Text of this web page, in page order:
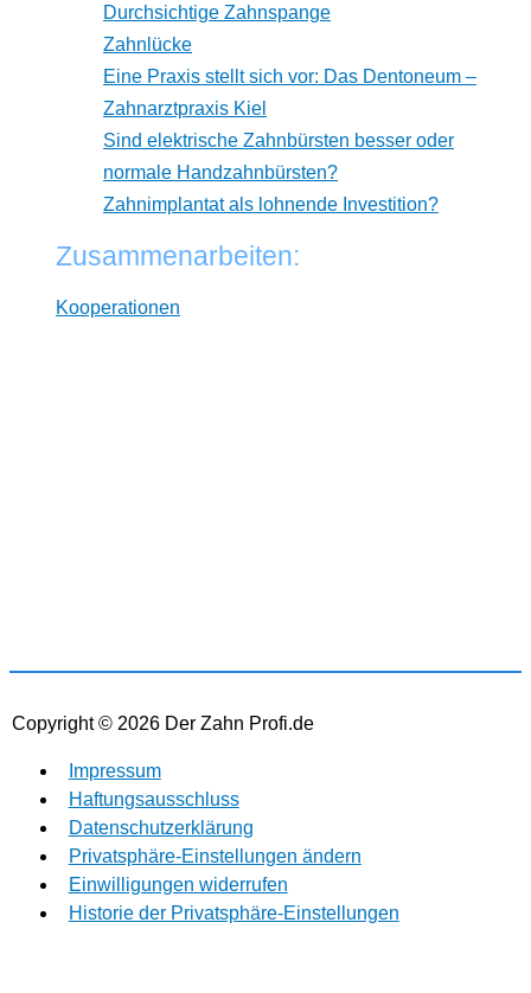
Durchsichtige Zahnspange
Zahnlücke
Eine Praxis stellt sich vor: Das Dentoneum –
Zahnarztpraxis Kiel
Sind elektrische Zahnbürsten besser oder
normale Handzahnbürsten?
Zahnimplantat als lohnende Investition?
Zusammenarbeiten:
Kooperationen
Copyright © 2026 Der Zahn Profi.de
Impressum
Haftungsausschluss
Datenschutzerklärung
Privatsphäre-Einstellungen ändern
Einwilligungen widerrufen
Historie der Privatsphäre-Einstellungen